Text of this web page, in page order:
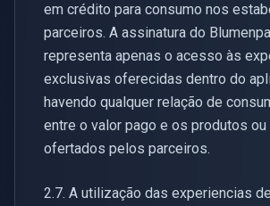
em crédito para consumo nos
parceiros. A assinatura do
representa apenas o acesso às
exclusivas oferecidas dentro do
havendo qualquer relação de
entre o valor pago e os produtos
ofertados pelos parceiros.
2.7. A utilização das experiencias